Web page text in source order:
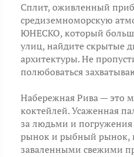
Сплит, оживленный
средиземноморскую
ЮНЕСКО, который
улиц, найдите скрытые
архитектуры. Не
полюбоваться
Набережная Рива — это
коктейлей. Усаженная
за людьми и
рынок и рыбный рынок,
заваленными свежими